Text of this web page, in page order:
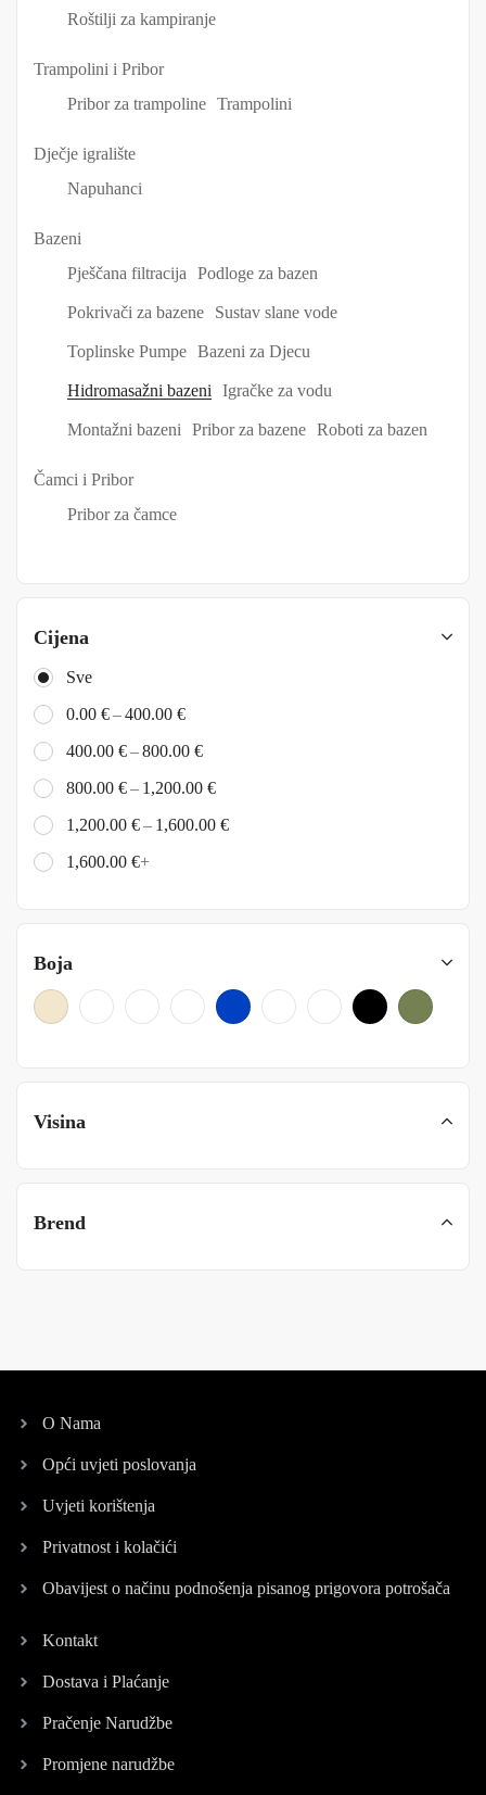
Roštilji za kampiranje
Trampolini i Pribor
Pribor za trampoline Trampolini
Dječje igralište
Napuhanci
Bazeni
Pješčana filtracija
Podloge za bazen
Pokrivači za bazene Sustav slane vode
Toplinske Pumpe Bazeni za Djecu
Hidromasažni bazeni Igračke za vodu
Montažni bazeni Pribor za bazene Roboti za bazen
Čamci i Pribor
Pribor za čamce
Cijena
Sve
0.00 €–400.00 €
400.00 €–800.00 €
800.00 €– 1,200.00 €
1,200.00 €– 1,600.00 €
1,600.00 €+
Boja
Visina
Brend
O Nama
Opći uvjeti poslovanja
Uvjeti korištenja
Privatnost i kolačići
Obavijest o načinu podnošenja pisanog prigovora potrošača
Kontakt
Dostava i Plaćanje
Pračenje Narudžbe
Promjene narudžbe